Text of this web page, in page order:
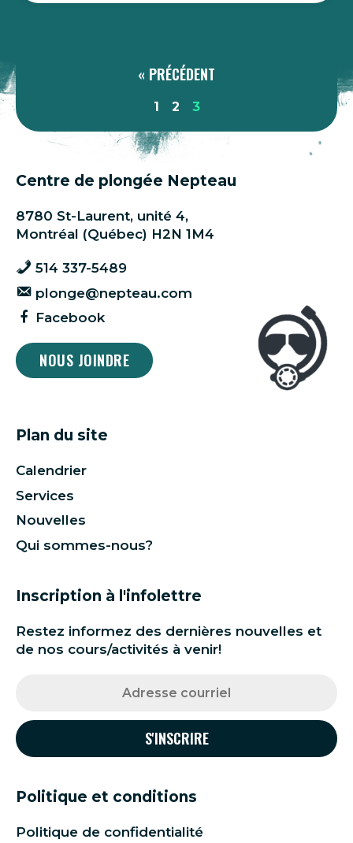
« PRÉCÉDENT
1 2 3
Centre de plongée Nepteau
8780 St-Laurent, unité 4,
Montréal (Québec) H2N 1M4
514 337-5489
plonge@nepteau.com
Facebook
NOUS JOINDRE
Plan du site
Calendrier
Services
Nouvelles
Qui sommes-nous?
Inscription à l'infolettre
Restez informez des dernières nouvelles et
de nos cours/activités à venir!
Politique et conditions
Politique de confidentialité